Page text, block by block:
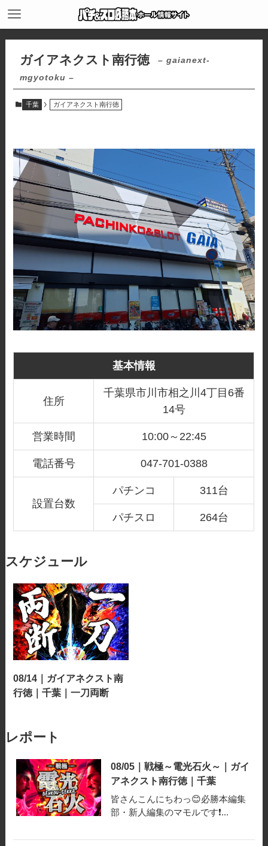
ガイアネクスト南行徳
– gaianext-
mgyotoku –
千葉 ガイアネクスト南行徳
基本情報
住所
千葉県市川市相之川4丁目6番
14号
営業時間 10:00～22:45
電話番号 047-701-0388
設置台数
パチンコ 311台
パチスロ 264台
スケジュール
08/14｜ガイアネクスト南
行徳｜千葉｜一刀両断
レポート
08/05｜戦極～電光石火～｜ガイ
アネクスト南行徳｜千葉
皆さんこんにちわっ😊必勝本編集
部・新人編集のマモルです❗️...